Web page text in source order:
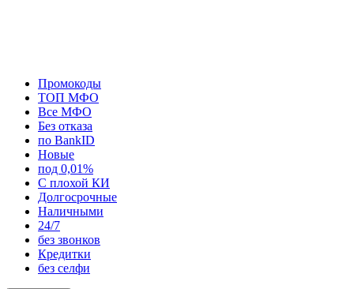
Промокоды
ТОП МФО
Все МФО
Без отказа
по BankID
Новые
под 0,01%
С плохой КИ
Долгосрочные
Наличными
24/7
без звонков
Кредитки
без селфи